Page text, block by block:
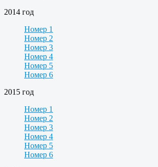
2014 год
Номер 1
Номер 2
Номер 3
Номер 4
Номер 5
Номер 6
2015 год
Номер 1
Номер 2
Номер 3
Номер 4
Номер 5
Номер 6